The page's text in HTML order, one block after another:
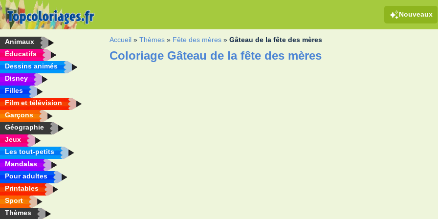
Nouveaux
Animaux
Éducatifs
Dessins animés
Disney
Filles
Film et télévision
Garçons
Géographie
Jeux
Les tout-petits
Mandalas
Pour adultes
Printables
Sport
Thèmes
Accueil »Thèmes » Fête des mères »Gâteau de la fête des mères
Coloriage Gâteau de la fête des mères